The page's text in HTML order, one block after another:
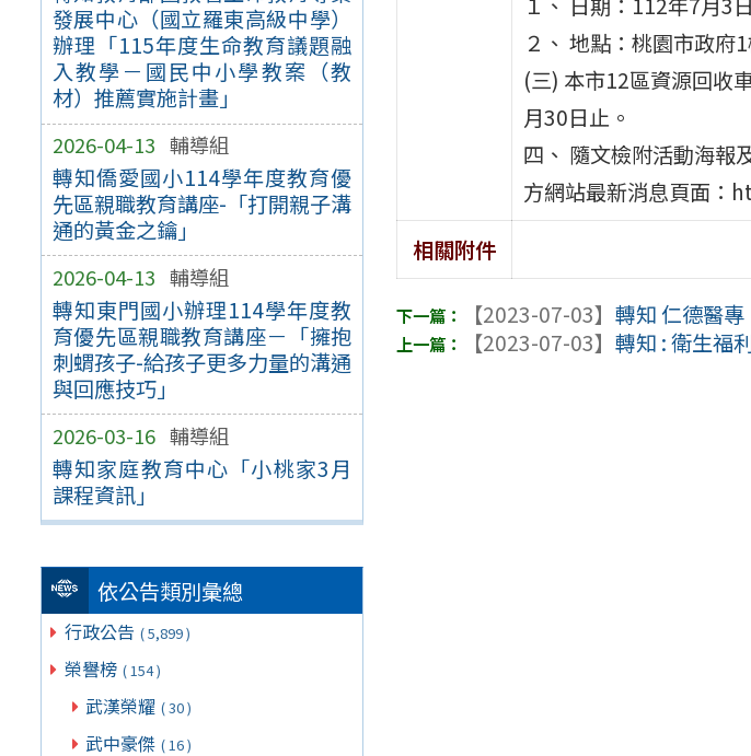
發展中心（國立羅東高級中學）
辦理「115年度生命教育議題融
入教學－國民中小學教案（教
材）推薦實施計畫」
2026-04-13 輔導組
轉知僑愛國小114學年度教育優
先區親職教育講座-「打開親子溝
通的黃金之鑰」
2026-04-13 輔導組
轉知東門國小辦理114學年度教
育優先區親職教育講座－「擁抱
刺蝟孩子-給孩子更多力量的溝通
與回應技巧」
2026-03-16 輔導組
轉知家庭教育中心「小桃家3月
課程資訊」
依公告類別彙總
行政公告 ( 5,899 )
榮譽榜 ( 154 )
武漢榮耀 ( 30 )
武中豪傑 ( 16 )
２、 地點：桃園市政府
(三) 本市12區資源回收
月30日止。
四、 隨文檢附活動海報
方網站最新消息頁面：
相關附件
【2023-07-03】轉知 仁德醫
【2023-07-03】轉知 : 衛生福